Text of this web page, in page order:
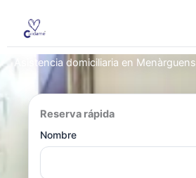
contenido
Asistencia domiciliaria en Menàrguens
Reserva rápida
Nombre